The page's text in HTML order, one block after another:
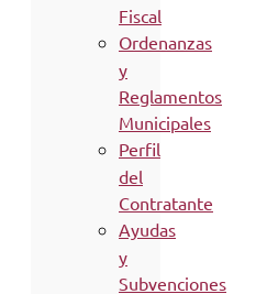
Fiscal
Ordenanzas
y
Reglamentos
Municipales
Perfil
del
Contratante
Ayudas
y
Subvenciones